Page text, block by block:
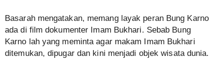
Basarah mengatakan, memang layak peran Bung Karno
ada di film dokumenter Imam Bukhari. Sebab Bung
Karno lah yang meminta agar makam Imam Bukhari
ditemukan, dipugar dan kini menjadi objek wisata dunia.